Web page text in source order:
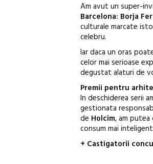
Am avut un super-
Barcelona: Borja
culturale marcate
celebru.
Iar daca un oras
celor mai serioase
degustat alaturi de
Premii pentru
In deschiderea serii
gestionata
de Holcim, am
consum mai
+ Castigatorii